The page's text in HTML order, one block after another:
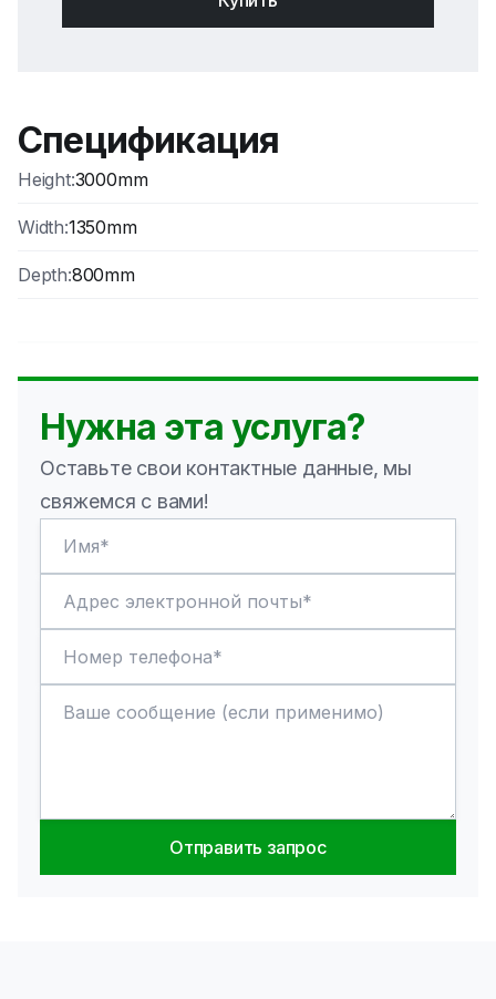
Код продукта:0.0.0.0
Цена без НДС:13.22
Спецификация
Height:3000mm
Width:1350mm
Depth:800mm
Нужна эта услуга?
Оставьте свои контактные данные, мы
свяжемся с вами!
Отправить запрос